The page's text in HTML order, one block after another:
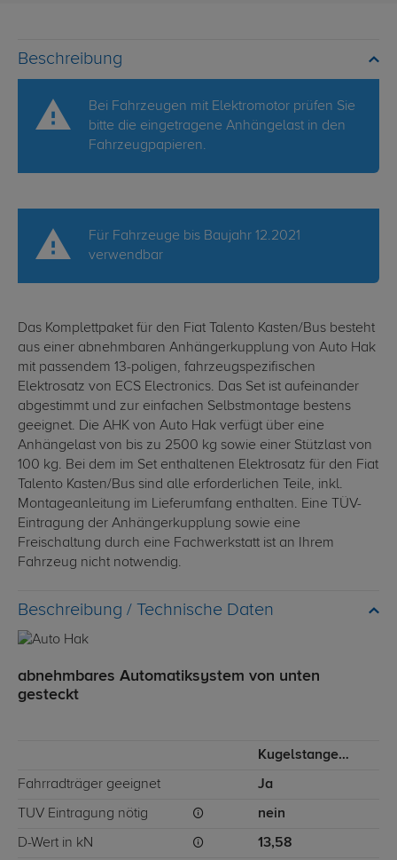
Beschreibung
Bei Fahrzeugen mit Elektromotor prüfen Sie
bitte die eingetragene Anhängelast in den
Fahrzeugpapieren.
Für Fahrzeuge bis Baujahr 12.2021
verwendbar
Das Komplettpaket für den Fiat Talento Kasten/Bus besteht
aus einer abnehmbaren Anhängerkupplung von Auto Hak
mit passendem 13-poligen, fahrzeugspezifischen
Elektrosatz von ECS Electronics. Das Set ist aufeinander
abgestimmt und zur einfachen Selbstmontage bestens
geeignet. Die AHK von Auto Hak verfügt über eine
Anhängelast von bis zu 2500 kg sowie einer Stützlast von
100 kg. Bei dem im Set enthaltenen Elektrosatz für den Fiat
Talento Kasten/Bus sind alle erforderlichen Teile, inkl.
Montageanleitung im Lieferumfang enthalten. Eine TÜV-
Eintragung der Anhängerkupplung sowie eine
Freischaltung durch eine Fachwerkstatt ist an Ihrem
Fahrzeug nicht notwendig.
Technische Daten
abnehmbares Automatiksystem von unten
gesteckt
Kugelstange von unten gesteckt
Fahrradträger geeignet Ja
TÜV Eintragung nötig nein
D-Wert in kN 13,58